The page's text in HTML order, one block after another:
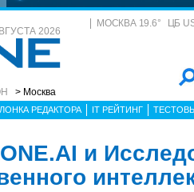
2026
> Москва
МОСКВА 19.6° ЦБ
РЕДАКТОРА IT РЕЙТИНГ
и